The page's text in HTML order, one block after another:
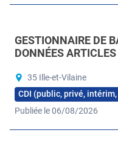
GESTIONNAIRE DE
DONNÉES
35 Ille-et-Vilaine
CDI (public, privé, intérim,
Publiée le 06/08/2026